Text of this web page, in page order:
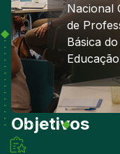
Nacional
de
Básica
Objetivos